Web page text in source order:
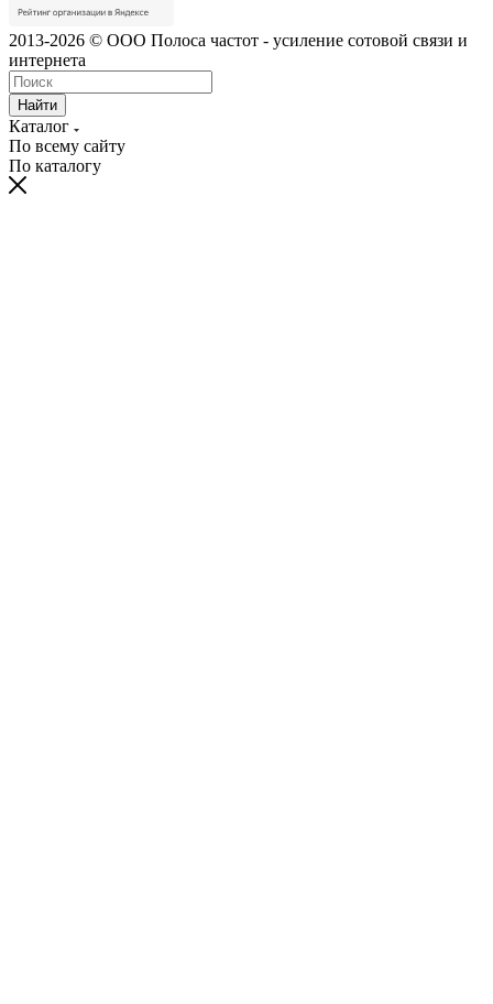
2013-2026 © ООО Полоса частот - усиление сотовой связи и
интернета
Найти
Каталог
По всему сайту
По каталогу